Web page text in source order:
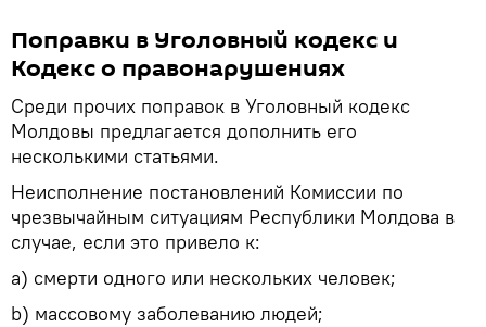
Поправки в Уголовный кодекс и
Кодекс о правонарушениях
Среди прочих поправок в Уголовный кодекс
Молдовы предлагается дополнить его
несколькими статьями.
Неисполнение постановлений Комиссии по
чрезвычайным ситуациям Республики Молдова в
случае, если это привело к:
a) смерти одного или нескольких человек;
b) массовому заболеванию людей;